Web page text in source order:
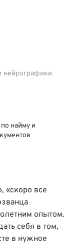
«скоро все
опытом.
себя в том,
в нужное
нейрографики
найму и